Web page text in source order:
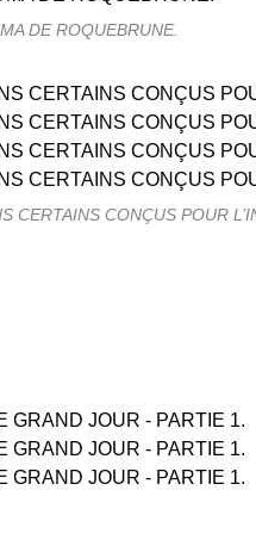
DE ROQUEBRUNE.
CERTAINS CONÇUS POUR